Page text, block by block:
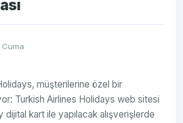
müşterilerine özel bir
Turkish Airlines Holidays web sitesi
dijital kart ile yapılacak alışverişlerde